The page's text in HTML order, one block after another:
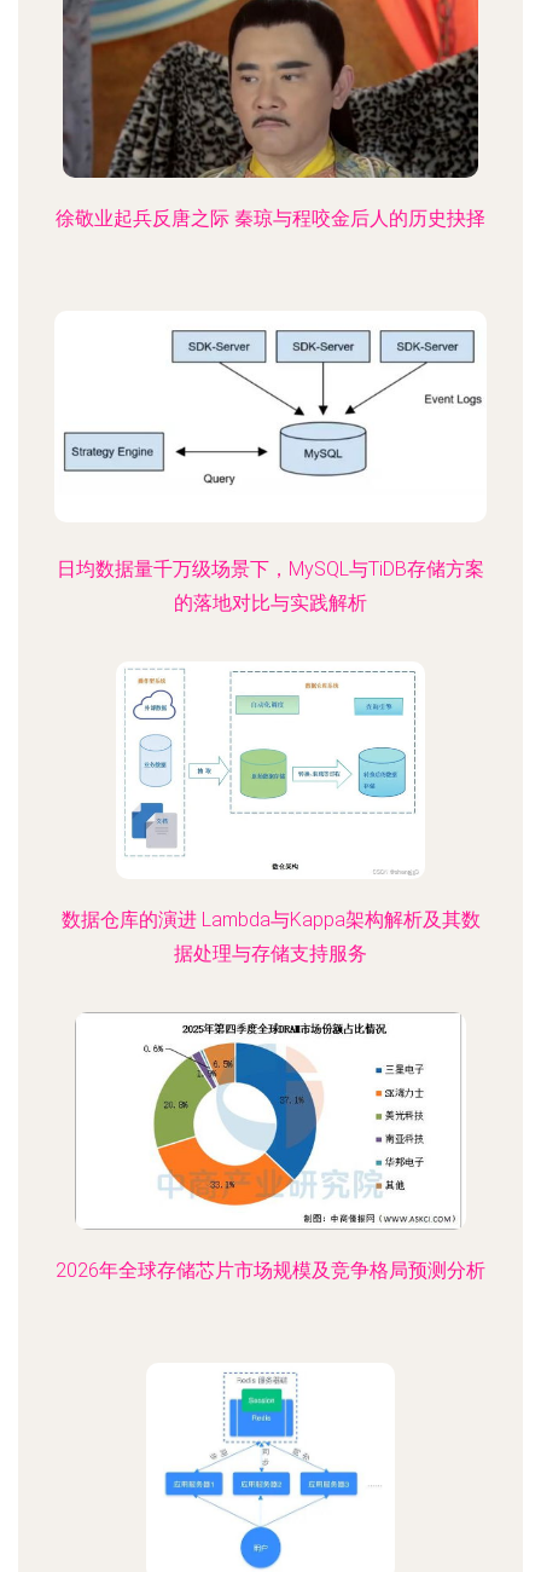
徐敬业起兵反唐之际 秦琼与程咬金后人的历史抉择
日均数据量千万级场景下，MySQL与TiDB存储方案
的落地对比与实践解析
数据仓库的演进 Lambda与Kappa架构解析及其数
据处理与存储支持服务
2026年全球存储芯片市场规模及竞争格局预测分析